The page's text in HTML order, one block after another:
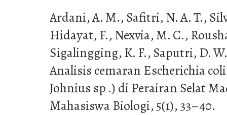
Ardani, A. M., Safitri, N. A. T.,
Hidayat, F., Nexvia, M. C.,
Sigalingging, K. F., Saputri, D.
Analisis cemaran Escherichia
Johnius sp .) di Perairan Selat
Mahasiswa Biologi, 5(1), 33–40.